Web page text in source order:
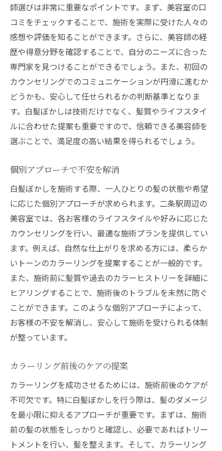
師選びは非常に重要なポイントです。まず、美容室の口
コミをチェックすることで、施術を実際に受けた人々の
感想や評価を知ることができます。さらに、美容師の経
歴や得意分野を確認することで、自分のニーズに合った
専門家を見つけることができるでしょう。また、初回の
カウンセリングでのコミュニケーションが円滑に進むか
どうかも、安心して任せられるかの判断基準となりま
す。白髪ぼかしは技術だけでなく、髪質やライフスタイ
ルに合わせた提案も重要ですので、信頼できる美容師を
選ぶことで、満足度の高い結果を得られるでしょう。
個別アプローチで不安を解消
白髪ぼかしを施術する際、一人ひとりの髪の状態や希望
に応じた個別アプローチが求められます。二条駅周辺の
美容室では、各お客様のライフスタイルや好みに応じた
カウンセリングを行い、最適な施術プランを提供してい
ます。例えば、自然な仕上がりを求める方には、柔らか
いトーンのカラーリングを提案することが一般的です。
また、施術前に髪質や過去のカラーヒストリーを詳細に
ヒアリングすることで、施術後のトラブルを未然に防ぐ
ことができます。このような個別アプローチによって、
お客様の不安を解消し、安心して施術を受けられる体制
が整っています。
カラーリング前後のケアの提案
カラーリングを成功させるためには、施術前後のケアが
不可欠です。特に白髪ぼかしを行う際は、髪のダメージ
を最小限に抑えるアプローチが重要です。まずは、施術
前の髪の状態をしっかりと確認し、必要であればトリー
トメントを行い、髪を整えます。そして、カラーリング